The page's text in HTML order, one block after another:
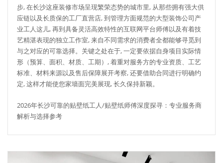
步, 在长沙这座装修市场呈现繁荣态势的城市里, 从那些拥有强大供
应链以及长质保的工厂直营店, 到管理方面规范的大型装饰公司产
业工人这儿, 再到具备灵活高效特性的互联网平台师傅以及有着技
艺精湛表现的独立工作室, 来自不同需求的消费者全都能够寻觅到
与之对应的可靠选择。关键之处在于, 一定要依据自身项目实际情
形（预算、面积、材质、工期）, 着重对服务方的专业资质、工艺
标准、材料来源以及售后保障展开考察, 还要借助合同进行明确约
定, 这样才能使您家墙面完美展现, 长久保持新颖。
2026年长沙可靠的贴壁纸工人/贴壁纸师傅深度探寻：专业服务商
解析与选择参考